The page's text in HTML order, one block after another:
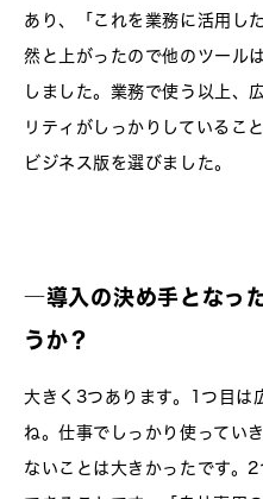
あり、「これを業務に活用し
然と上がったので他のツール
しました。業務で使う以上、
リティがしっかりしているこ
ビジネス版を選びました。
―導入の決め手となっ
うか？
大きく3つあります。1つ目は
ね。仕事でしっかり使ってい
ないことは大きかったです。